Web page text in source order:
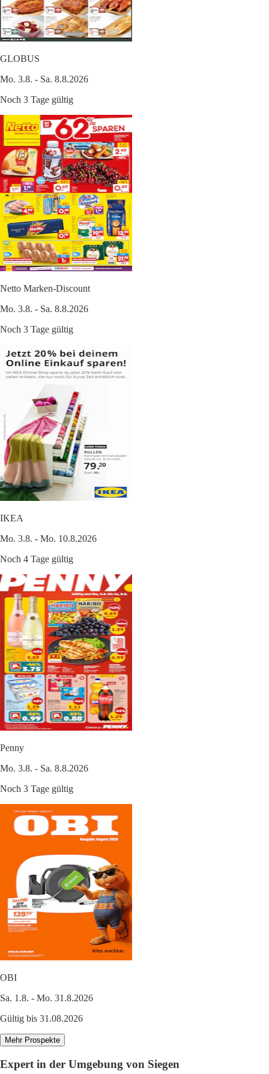
GLOBUS
Mo. 3.8. - Sa. 8.8.2026
Noch 3 Tage gültig
Netto Marken-Discount
Mo. 3.8. - Sa. 8.8.2026
Noch 3 Tage gültig
IKEA
Mo. 3.8. - Mo. 10.8.2026
Noch 4 Tage gültig
Penny
Mo. 3.8. - Sa. 8.8.2026
Noch 3 Tage gültig
OBI
Sa. 1.8. - Mo. 31.8.2026
Gültig bis 31.08.2026
Mehr Prospekte
Expert in der Umgebung von Siegen